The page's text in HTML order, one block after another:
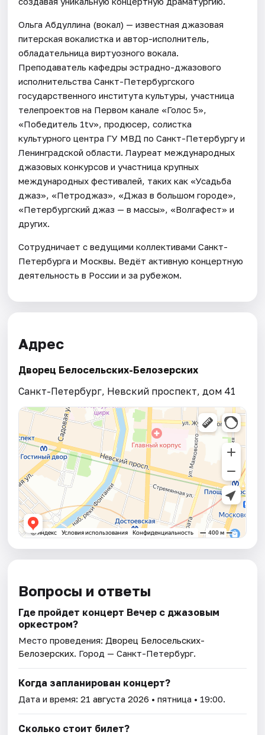
Ольга Абдуллина (вокал) — известная джазовая
питерская вокалистка и автор-исполнитель,
обладательница виртуозного вокала.
Преподаватель кафедры эстрадно-джазового
исполнительства Санкт-Петербургского
государственного института культуры, участница
телепроектов на Первом канале «Голос 5»,
«Победитель 1tv», продюсер, солистка
культурного центра ГУ МВД по Санкт-Петербургу и
Ленинградской области. Лауреат международных
джазовых конкурсов и участница крупных
международных фестивалей, таких как «Усадьба
джаз», «Петроджаз», «Джаз в большом городе»,
«Петербургский джаз — в массы», «Волгафест» и
других.
Сотрудничает с ведущими коллективами Санкт-
Петербурга и Москвы. Ведёт активную концертную
деятельность в России и за рубежом.
Адрес
Дворец Белосельских-Белозерских
Санкт-Петербург, Невский проспект, дом 41
Вопросы и ответы
Где пройдет концерт Вечер с джазовым
оркестром?
Место проведения: Дворец Белосельских-
Белозерских. Город — Санкт-Петербург.
Когда запланирован концерт?
Дата и время:21 августа 2026 • пятница • 19:00.
Сколько стоит билет?